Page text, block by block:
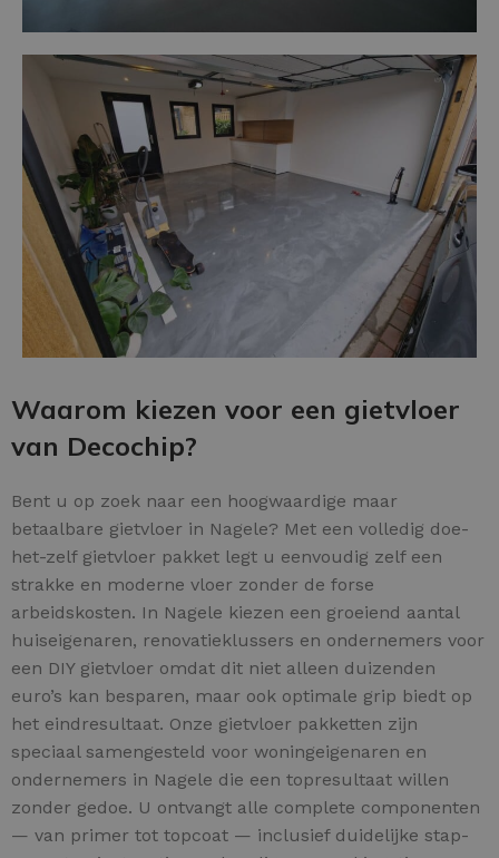
Waarom kiezen voor een gietvloer
van Decochip?
Bent u op zoek naar een hoogwaardige maar
betaalbare gietvloer in Nagele? Met een volledig doe-
het-zelf gietvloer pakket legt u eenvoudig zelf een
strakke en moderne vloer zonder de forse
arbeidskosten. In Nagele kiezen een groeiend aantal
huiseigenaren, renovatieklussers en ondernemers voor
een DIY gietvloer omdat dit niet alleen duizenden
euro’s kan besparen, maar ook optimale grip biedt op
het eindresultaat. Onze gietvloer pakketten zijn
speciaal samengesteld voor woningeigenaren en
ondernemers in Nagele die een topresultaat willen
zonder gedoe. U ontvangt alle complete componenten
— van primer tot topcoat — inclusief duidelijke stap-